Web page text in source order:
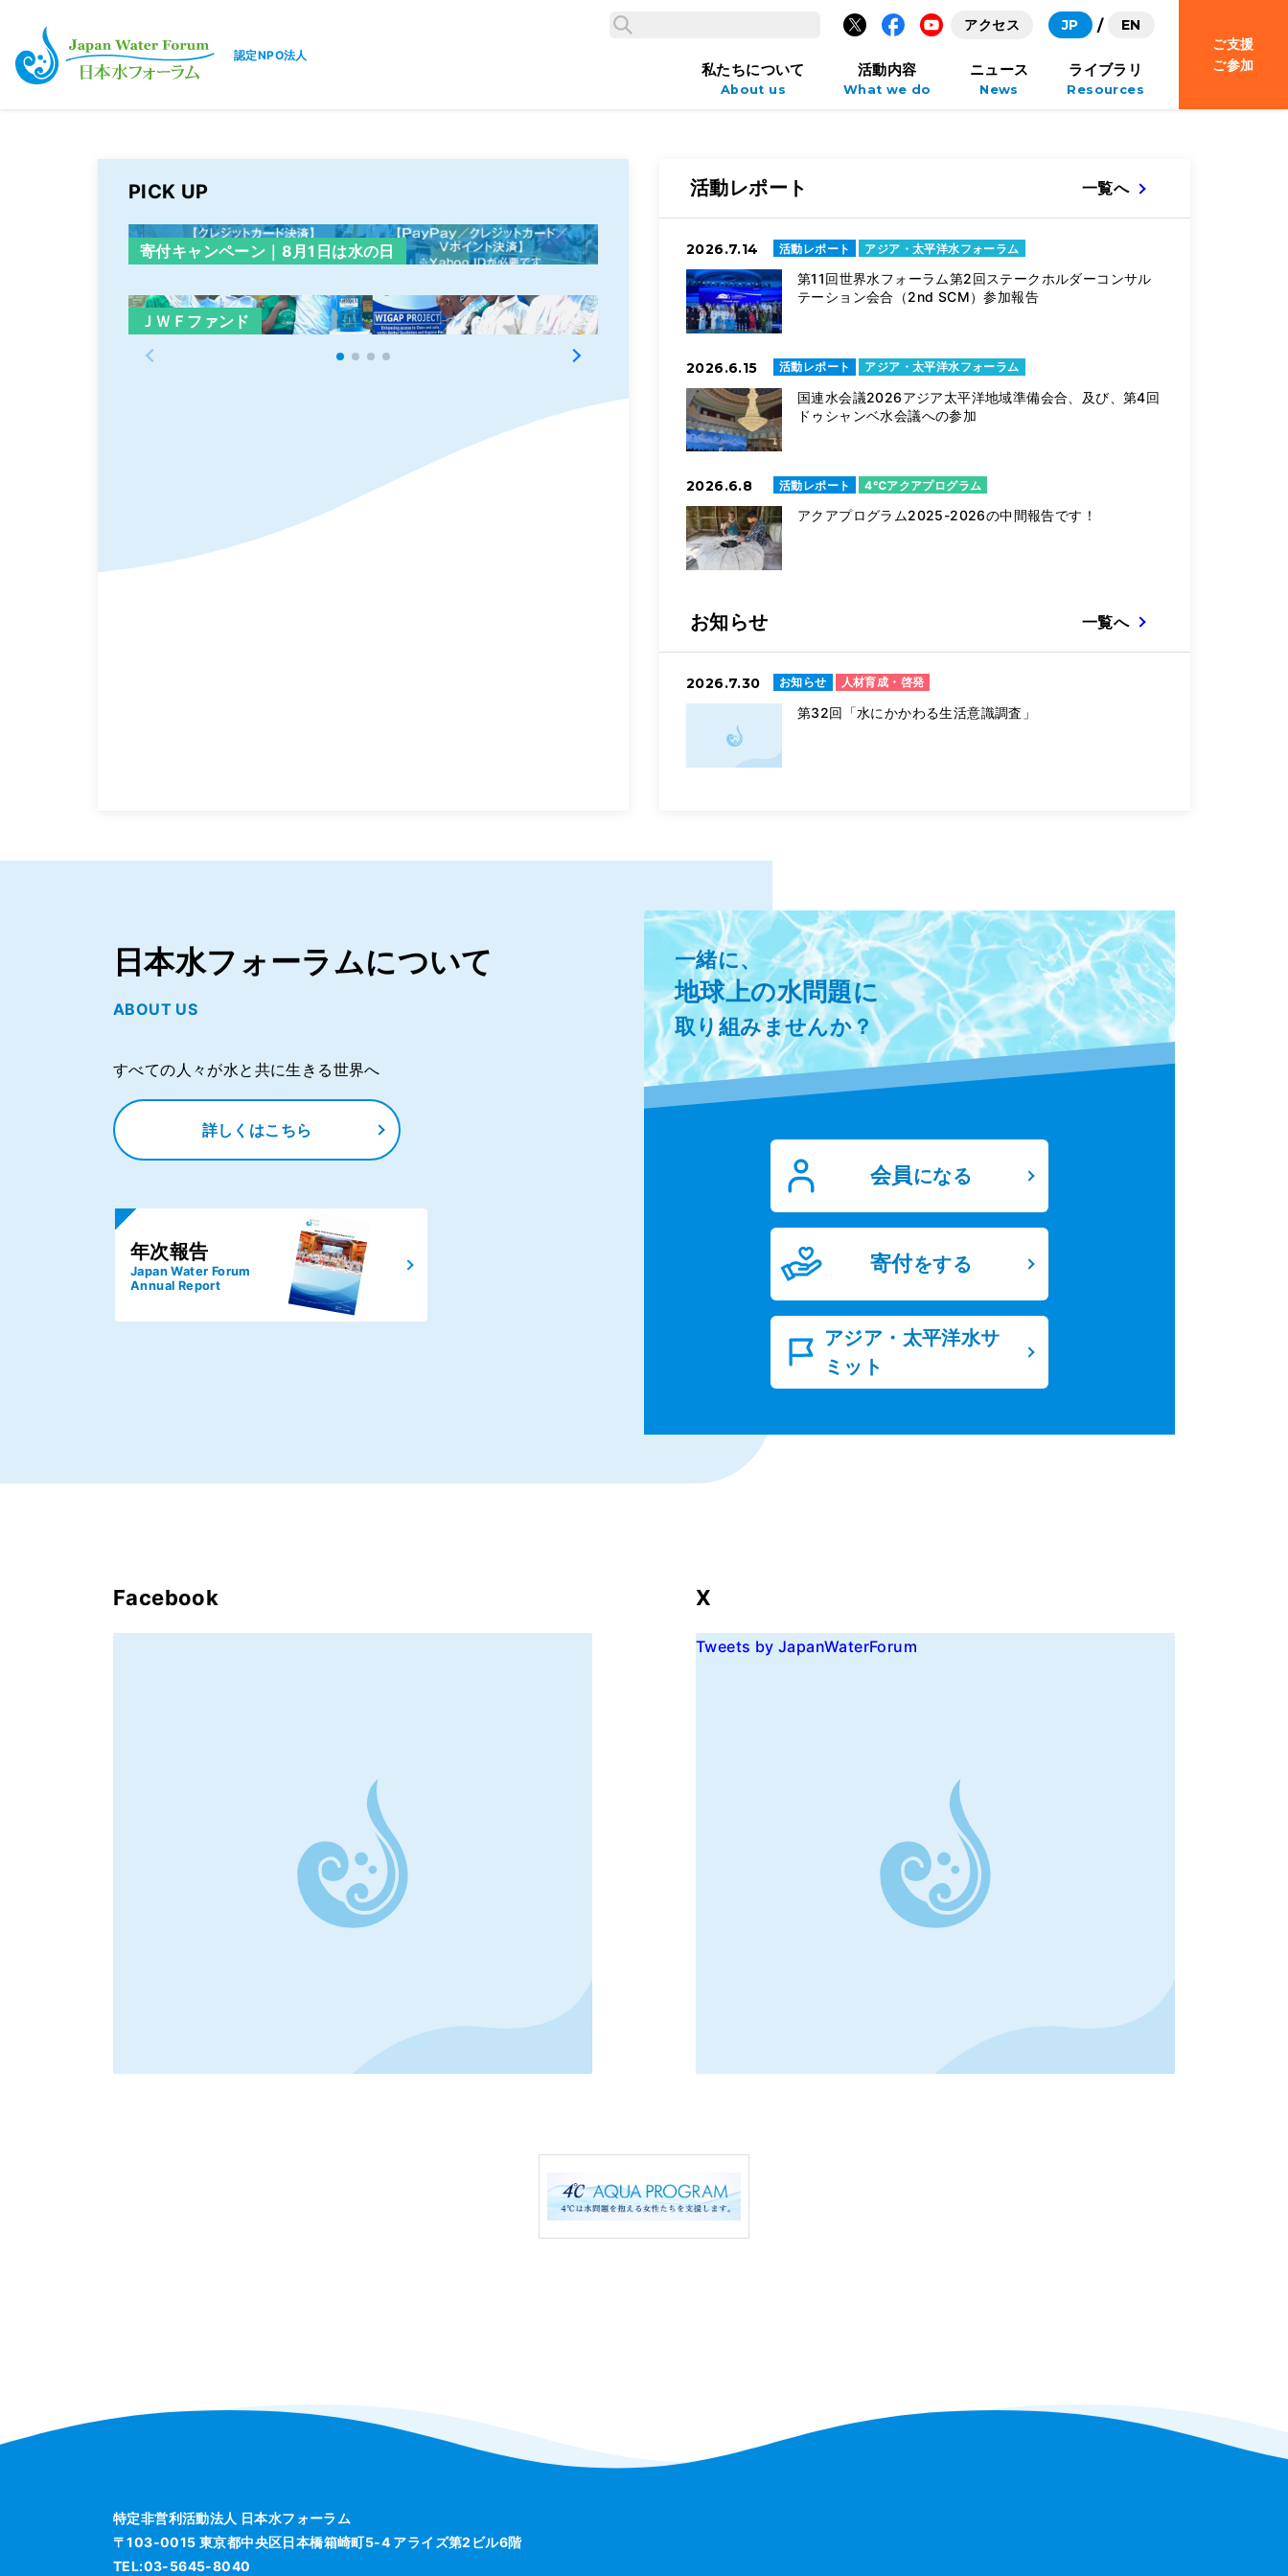
認定NPO法人
検索
アクセス EN
JP
私たちについて
About us
活動内容
What we do
ニュース
News
ライブラリ
Resources
ご支援
ご参加
PICK UP
寄付キャンペーン｜8月1日は水の日
ＪＷＦファンド
京都世界水大賞
4℃アクアプログラム
活動レポート 一覧へ
2026.7.14 活動レポート アジア・太平洋水フォーラム
第11回世界水フォーラム第2回ステークホルダーコンサル
テーション会合（2nd SCM）参加報告
2026.6.15 活動レポート アジア・太平洋水フォーラム
国連水会議2026アジア太平洋地域準備会合、及び、第4回
ドゥシャンベ水会議への参加
2026.6.8 活動レポート 4℃アクアプログラム
アクアプログラム2025-2026の中間報告です！
お知らせ 一覧へ
2026.7.30 お知らせ 人材育成・啓発
第32回「水にかかわる生活意識調査」
日本水フォーラムについて
ABOUT US
すべての人々が水と共に生きる世界へ
詳しくはこちら
年次報告
Japan Water Forum
Annual Report
一緒に、
地球上の水問題に
取り組みませんか？
会員 になる
寄付をする
アジア・太平洋水サ
ミット
Facebook X
Tweets by JapanWaterForum
特定非営利活動法人 日本水フォーラム
〒103-0015 東京都中央区日本橋箱崎町5-4 アライズ第2ビル6階
TEL:03-5645-8040